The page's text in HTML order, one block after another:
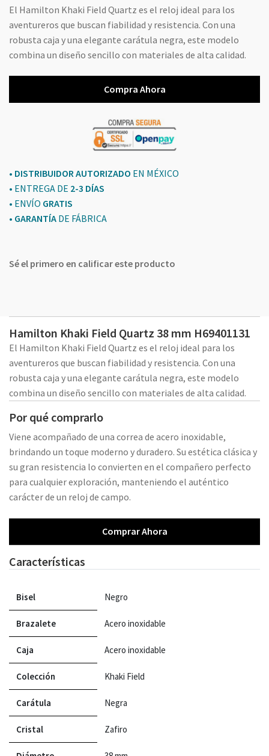
El Hamilton Khaki Field Quartz es el reloj ideal para los
aventureros que buscan fiabilidad y resistencia. Con una
robusta caja y una elegante carátula negra, este modelo
combina un diseño sencillo con materiales de alta calidad.
Compra Ahora
• DISTRIBUIDOR AUTORIZADO EN MÉXICO
• ENTREGA DE 2-3 DÍAS
• ENVÍO GRATIS
• GARANTÍA DE FÁBRICA
Sé el primero en calificar este producto
Hamilton Khaki Field Quartz 38 mm H69401131
El Hamilton Khaki Field Quartz es el reloj ideal para los
aventureros que buscan fiabilidad y resistencia. Con una
robusta caja y una elegante carátula negra, este modelo
combina un diseño sencillo con materiales de alta calidad.
Por qué comprarlo
Viene acompañado de una correa de acero inoxidable,
brindando un toque moderno y duradero. Su estética clásica y
su gran resistencia lo convierten en el compañero perfecto
para cualquier exploración, manteniendo el auténtico
carácter de un reloj de campo.
Comprar Ahora
Características
Bisel Negro
Brazalete Acero inoxidable
Caja Acero inoxidable
Colección Khaki Field
Carátula Negra
Cristal Zafiro